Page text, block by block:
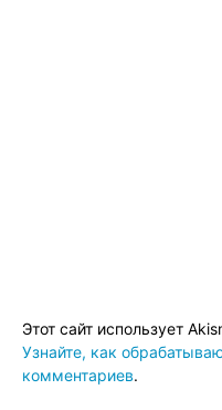
Этот сайт использует
Узнайте, как
комментариев.